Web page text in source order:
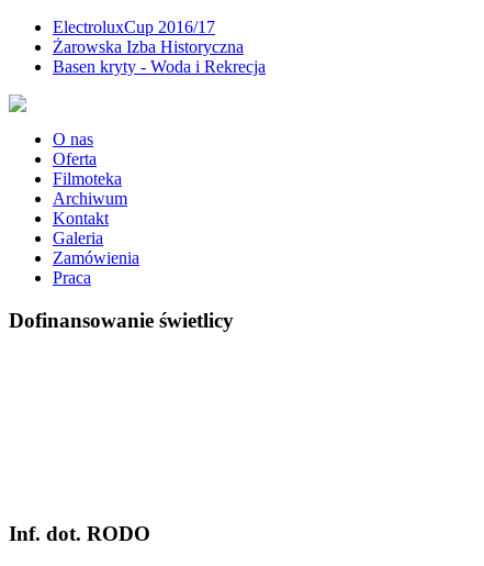
ElectroluxCup 2016/17
Żarowska Izba Historyczna
Basen kryty - Woda i Rekrecja
O nas
Oferta
Filmoteka
Archiwum
Kontakt
Galeria
Zamówienia
Praca
Dofinansowanie świetlicy
Inf. dot. RODO